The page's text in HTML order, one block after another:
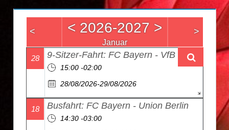
< <2026-2027 >
Januar
>
28 9-Sitzer-Fahrt: FC Bayern - VfB Stuttgart
15:00 -02:00
28/08/2026-29/08/2026
18 Busfahrt: FC Bayern - Union Berlin
14:30 -03:00